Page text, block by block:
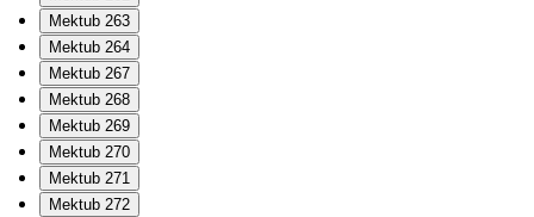
Mektub 263
Mektub 264
Mektub 267
Mektub 268
Mektub 269
Mektub 270
Mektub 271
Mektub 272